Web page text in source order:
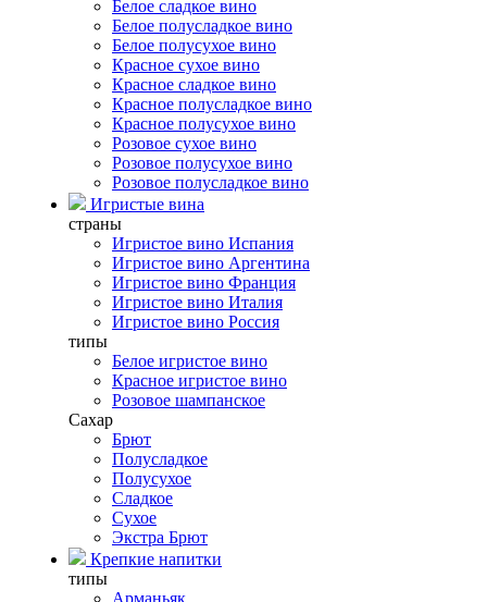
Белое сладкое вино
Белое полусладкое вино
Белое полусухое вино
Красное сухое вино
Красное сладкое вино
Красное полусладкое вино
Красное полусухое вино
Розовое сухое вино
Розовое полусухое вино
Розовое полусладкое вино
Игристые вина
страны
Игристое вино Испания
Игристое вино Аргентина
Игристое вино Франция
Игристое вино Италия
Игристое вино Россия
типы
Белое игристое вино
Красное игристое вино
Розовое шампанское
Сахар
Брют
Полусладкое
Полусухое
Сладкое
Сухое
Экстра Брют
Крепкие напитки
типы
Арманьяк